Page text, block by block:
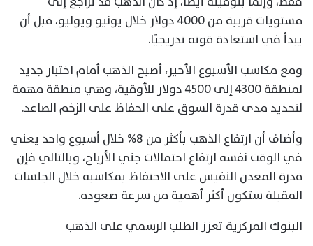
مستويات قريبة من 4000 دولار خلال يونيو ويوليو، قبل أن
يبدأ في استعادة قوته تدريجيًا.
ومع مكاسب الأسبوع الأخير، أصبح الذهب أمام اختبار جديد
لمنطقة 4300 إلى 4500 دولار للأوقية، وهي منطقة مهمة
لتحديد مدى قدرة السوق على الحفاظ على الزخم الصاعد.
وأضاف أن ارتفاع الذهب بأكثر من 8% خلال أسبوع واحد يعني
في الوقت نفسه ارتفاع احتمالات جني الأرباح، وبالتالي فإن
قدرة المعدن النفيس على الاحتفاظ بمكاسبه خلال الجلسات
المقبلة ستكون أكثر أهمية من سرعة صعوده.
البنوك المركزية تعزز الطلب الرسمي على الذهب